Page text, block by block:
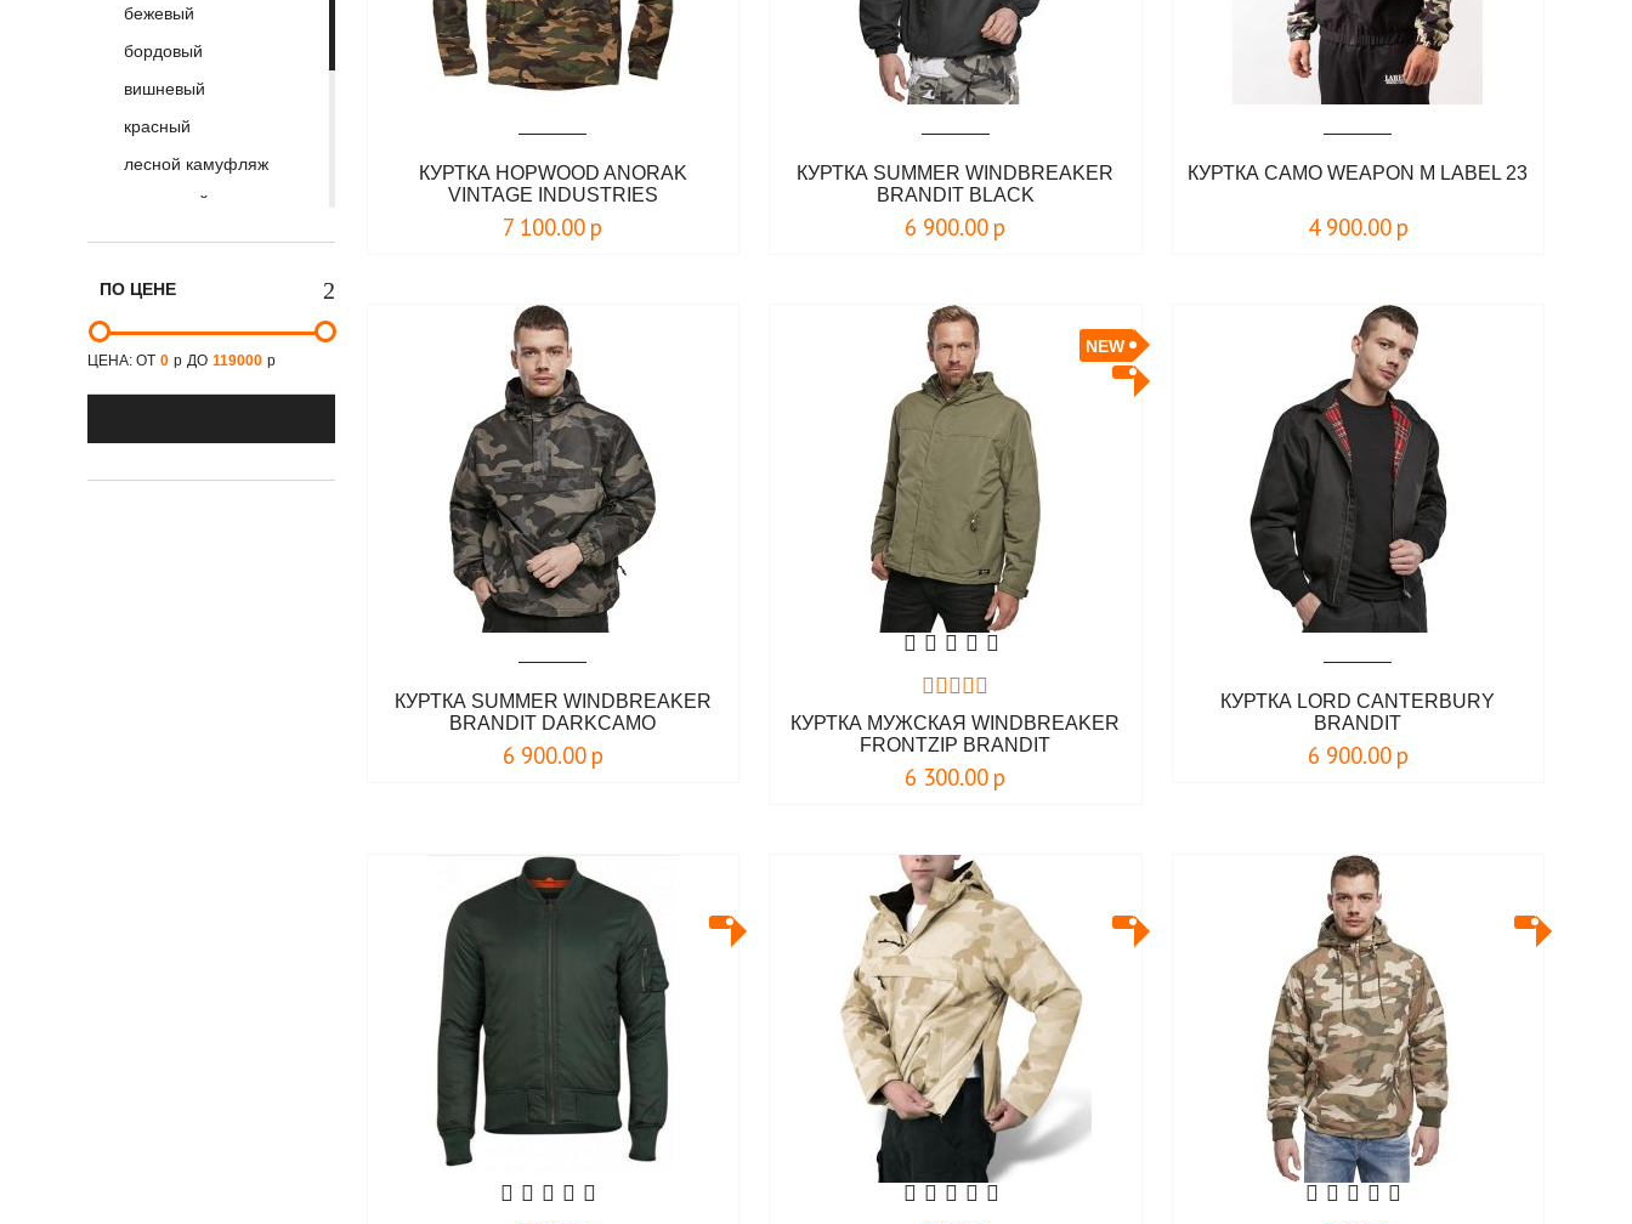
Surplus
Thor Steinar
Urban Knights
V/Works
Vintage Industries
бежевый
бордовый
вишневый
красный
лесной камуфляж
оливковый
песочный
синий
темно-синий
ПО ЦЕНЕ
ЦЕНА: ОТ 0 р ДО 119000 р
КУРТКА HOPWOOD ANORAK
VINTAGE INDUSTRIES
7 100.00 р
КУРТКА SUMMER WINDBREAKER
BRANDIT BLACK
6 900.00 р
КУРТКА CAMO WEAPON M LABEL 23
4 900.00 р
КУРТКА SUMMER WINDBREAKER
BRANDIT DARKCAMO
6 900.00 р
NEW
КУРТКА МУЖСКАЯ WINDBREAKER
FRONTZIP BRANDIT
6 300.00 р
КУРТКА LORD CANTERBURY
BRANDIT
6 900.00 р